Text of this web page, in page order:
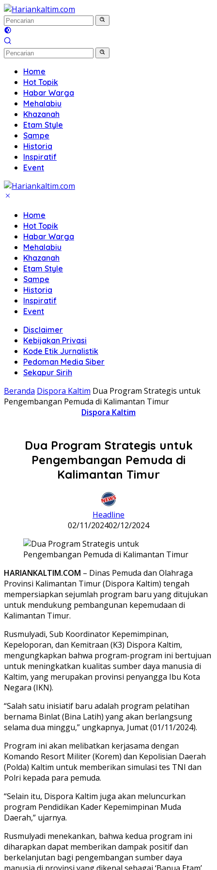
Langsung
ke
konten
Home
Hot Topik
Habar Warga
Mehalabiu
Khazanah
Etam Style
Sampe
Historia
Inspiratif
Event
Home
Hot Topik
Habar Warga
Mehalabiu
Khazanah
Etam Style
Sampe
Historia
Inspiratif
Event
Disclaimer
Kebijakan Privasi
Kode Etik Jurnalistik
Pedoman Media Siber
Sekapur Sirih
Beranda Dispora Kaltim Dua Program Strategis untuk
Pengembangan Pemuda di Kalimantan Timur
Dispora Kaltim
Dua Program Strategis untuk
Pengembangan Pemuda di
Kalimantan Timur
Headline
02/11/202402/12/2024
HARIANKALTIM.COM – Dinas Pemuda dan Olahraga
Provinsi Kalimantan Timur (Dispora Kaltim) tengah
mempersiapkan sejumlah program baru yang ditujukan
untuk mendukung pembangunan kepemudaan di
Kalimantan Timur.
Rusmulyadi, Sub Koordinator Kepemimpinan,
Kepeloporan, dan Kemitraan (K3) Dispora Kaltim,
mengungkapkan bahwa program-program ini bertujuan
untuk meningkatkan kualitas sumber daya manusia di
Kaltim, yang merupakan provinsi penyangga Ibu Kota
Negara (IKN).
“Salah satu inisiatif baru adalah program pelatihan
bernama Binlat (Bina Latih) yang akan berlangsung
selama dua minggu,” ungkapnya, Jumat (01/11/2024).
Program ini akan melibatkan kerjasama dengan
Komando Resort Militer (Korem) dan Kepolisian Daerah
(Polda) Kaltim untuk memberikan simulasi tes TNI dan
Polri kepada para pemuda.
“Selain itu, Dispora Kaltim juga akan meluncurkan
program Pendidikan Kader Kepemimpinan Muda
Daerah,” ujarnya.
Rusmulyadi menekankan, bahwa kedua program ini
diharapkan dapat memberikan dampak positif dan
berkelanjutan bagi pengembangan sumber daya